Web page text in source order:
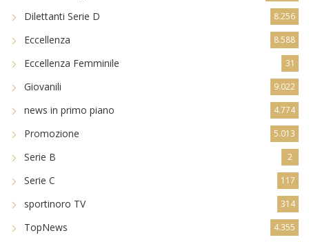
Dilettanti Serie D 8.256
Eccellenza 8.588
Eccellenza Femminile 31
Giovanili 9.022
news in primo piano 4.774
Promozione 5.013
Serie B 2
Serie C 117
sportinoro TV 314
TopNews 4.355